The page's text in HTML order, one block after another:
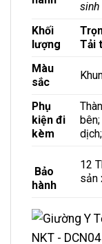
Khối
lượng
Tải
Màu
sắc
Phụ
kiện đi
kèm
Bảo
hành
12
sản